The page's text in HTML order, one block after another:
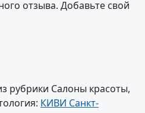
отзыва. Добавьте свой
рубрики Салоны красоты,
КИВИ Санкт-